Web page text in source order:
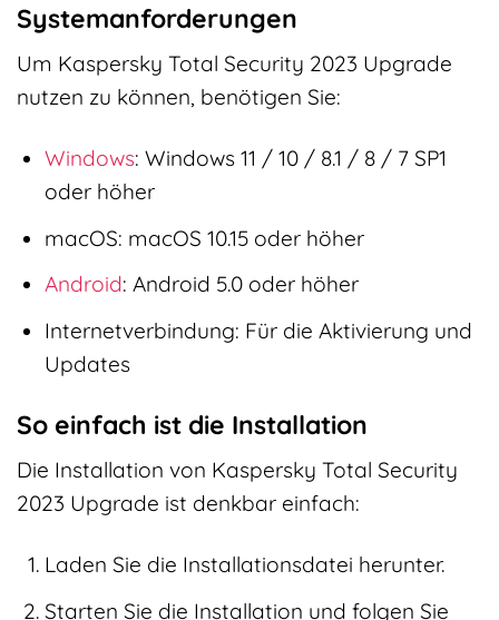
Systemanforderungen
Um Kaspersky Total Security 2023 Upgrade
nutzen zu können, benötigen Sie:
Windows: Windows 11 / 10 / 8.1 / 8 / 7 SP1
oder höher
macOS: macOS 10.15 oder höher
Android: Android 5.0 oder höher
Internetverbindung: Für die Aktivierung und
Updates
So einfach ist die Installation
Die Installation von Kaspersky Total Security
2023 Upgrade ist denkbar einfach:
Laden Sie die Installationsdatei herunter.
Starten Sie die Installation und folgen Sie